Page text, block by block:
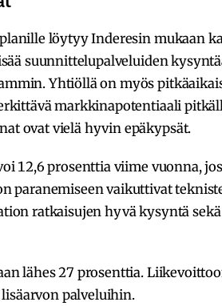
löytyy Inderesin mukaan
suunnittelupalveluiden
Yhtiöllä on myös
markkinapotentiaali
ovat vielä hyvin epäkypsät.
12,6 prosenttia viime vuonna,
paranemiseen vaikuttivat
ratkaisujen hyvä kysyntä
lähes 27 prosenttia.
palveluihin.